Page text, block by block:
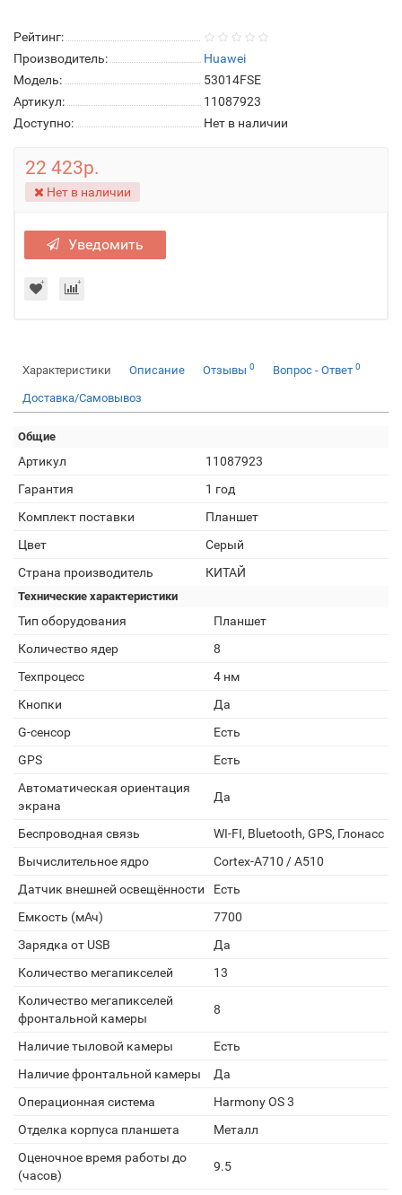
Рейтинг:
Производитель:
Huawei
Модель:
53014FSE
Артикул:
11087923
Доступно:
Нет в наличии
22 423р.
Нет в наличии
Уведомить
Характеристики Описание Отзывы 0 Вопрос - Ответ 0
Доставка/Самовывоз
Общие
Артикул
11087923
Гарантия
1 год
Комплект поставки
Планшет
Цвет
Серый
Страна производитель
КИТАЙ
Технические характеристики
Тип оборудования
Планшет
Количество ядер
8
Техпроцесс
4 нм
Кнопки
Да
G-сенсор
Есть
GPS
Есть
Автоматическая ориентация
экрана
Да
Беспроводная связь
WI-FI, Bluetooth, GPS, Глонасс
Вычислительное ядро
Cortex-A710 / A510
Датчик внешней освещённости
Есть
Емкость (мАч)
7700
Зарядка от USB
Да
Количество мегапикселей
13
Количество мегапикселей
фронтальной камеры
8
Наличие тыловой камеры
Есть
Наличие фронтальной камеры
Да
Операционная система
Harmony OS 3
Отделка корпуса планшета
Металл
Оценочное время работы до
(часов)
9.5